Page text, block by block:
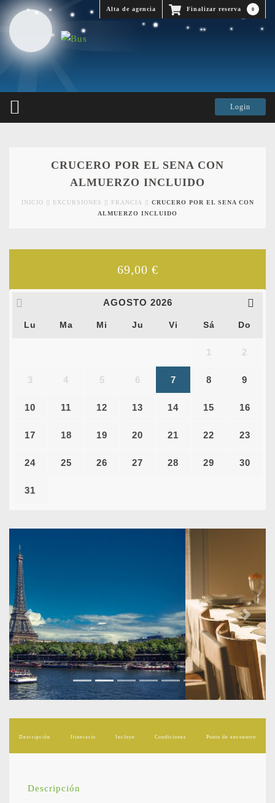
Finalizar reserva 0
Alta de agencia
CRUCERO POR EL SENA CON
ALMUERZO INCLUIDO
INICIO EXCURSIONES FRANCIA
CRUCERO POR EL SENA CON
ALMUERZO INCLUIDO
Previous Next
Descripción Itinerario Incluye Condiciones Punto de encuentro
Descripción
69,00 €
AGOSTO 2026
Lu Ma Mi Ju Vi Sá Do
1 2
3 4 5 6 7 8 9
10 11 12 13 14 15 16
17 18 19 20 21 22 23
24 25 26 27 28 29 30
31